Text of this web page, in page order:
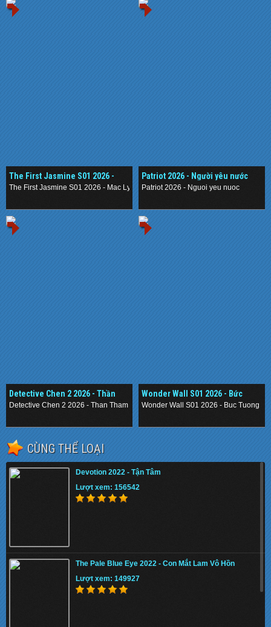
The First Jasmine S01 2026 -
Mạc Ly
The First Jasmine S01 2026 - Mac Ly
Patriot 2026 - Người yêu nước
Patriot 2026 - Nguoi yeu nuoc
Detective Chen 2 2026 - Thần
Thám Nằm Vùng 2
Detective Chen 2 2026 - Than Tham Nam Vung 2
Wonder Wall S01 2026 - Bức
Tường Mê Cung
Wonder Wall S01 2026 - Buc Tuong
CÙNG THỂ LOẠI
Devotion 2022 - Tận Tâm
Lượt xem: 156542
The Pale Blue Eye 2022 - Con Mắt Lam Vô Hồn
Lượt xem: 149927